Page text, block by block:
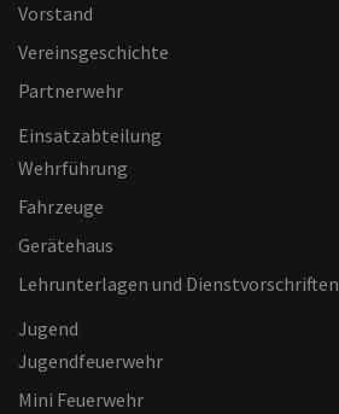
Vorstand
Vereinsgeschichte
Partnerwehr
Einsatzabteilung
Wehrführung
Fahrzeuge
Gerätehaus
Lehrunterlagen und Dienstvorschriften
Jugend
Jugendfeuerwehr
Mini Feuerwehr